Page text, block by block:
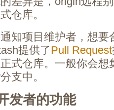
仓库。
知项目维护者，想要
提供了Pull Request
式仓库。一般你会想
支中。
发者的功能